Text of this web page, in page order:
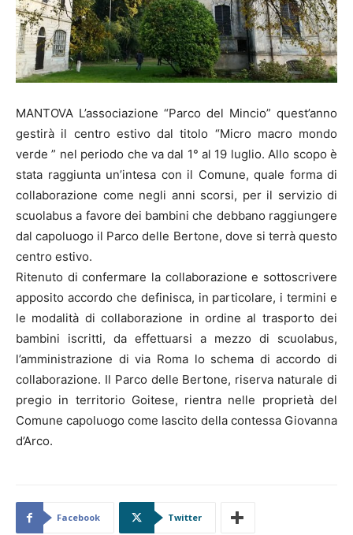
MANTOVA L’associazione “Parco del Mincio” quest’anno
gestirà il centro estivo dal titolo “Micro macro mondo
verde ” nel periodo che va dal 1° al 19 luglio. Allo scopo è
stata raggiunta un’intesa con il Comune, quale forma di
collaborazione come negli anni scorsi, per il servizio di
scuolabus a favore dei bambini che debbano raggiungere
dal capoluogo il Parco delle Bertone, dove si terrà questo
centro estivo.
Ritenuto di confermare la collaborazione e sottoscrivere
apposito accordo che definisca, in particolare, i termini e
le modalità di collaborazione in ordine al trasporto dei
bambini iscritti, da effettuarsi a mezzo di scuolabus,
l’amministrazione di via Roma lo schema di accordo di
collaborazione. Il Parco delle Bertone, riserva naturale di
pregio in territorio Goitese, rientra nelle proprietà del
Comune capoluogo come lascito della contessa Giovanna
d’Arco.
Facebook Twitter